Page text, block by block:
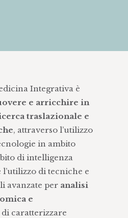
Integrativa è
e arricchire in
traslazionale e
, attraverso l’utilizzo
in ambito
di intelligenza
di tecniche e
avanzate per analisi
e
caratterizzare